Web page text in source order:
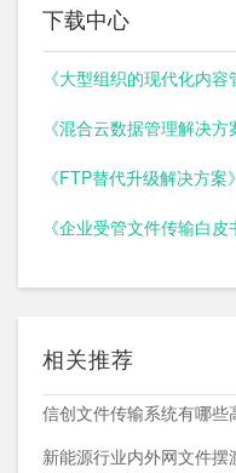
下载中心
《大型组织的现代化内容
《混合云数据管理解决方
《FTP替代升级解决方案》
《企业受管文件传输白皮
相关推荐
信创文件传输系统有哪些